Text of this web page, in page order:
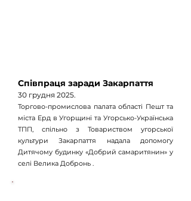
Співпраця заради Закарпаття
30 грудня 2025.
Торгово-промислова палата області Пешт та
міста Ерд в Угорщині та Угорсько-Українська
ТПП, спільно з Товариством угорської
культури Закарпаття надала допомогу
Дитячому будинку «Добрий самаритянин» у
селі Велика Добронь .